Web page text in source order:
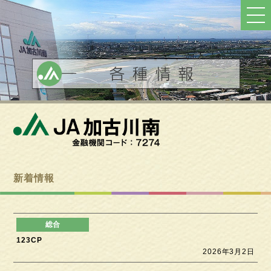
新着情報
123CP
2026年3月2日